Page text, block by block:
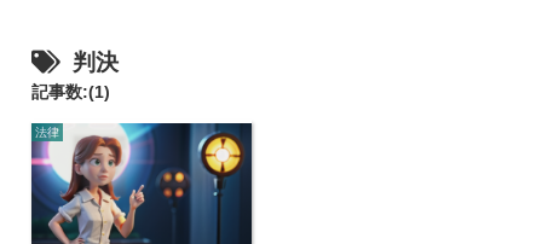
判決
記事数:(1)
法律